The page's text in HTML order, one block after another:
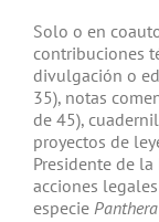
Solo o en
contribuciones
divulgación o
35), notas
de 45),
proyectos de
Presidente de
acciones
especie